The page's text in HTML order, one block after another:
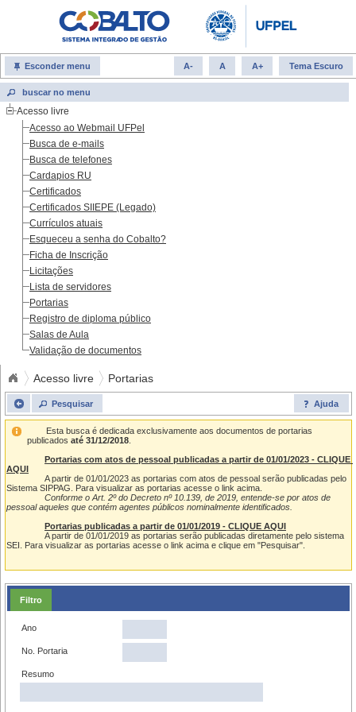
Esconder menu A- A A+ Tema Escuro
Acesso livre
Acesso ao Webmail UFPel
Busca de e-mails
Busca de telefones
Cardapios RU
Certificados
Certificados SIIEPE (Legado)
Currículos atuais
Esqueceu a senha do Cobalto?
Ficha de Inscrição
Licitações
Lista de servidores
Portarias
Registro de diploma público
Salas de Aula
Validação de documentos
Acesso livre Portarias
Pesquisar Ajuda
publicados até 31/12/2018
Portarias com atos de pessoal publicadas a partir de 01/01/2023 - CLIQUE
AQUI
Sistema SIPPAG. Para visualizar as portarias acesse o link acima.
Conforme o Art. 2º do Decreto nº 10.139, de 2019, entende-se por atos de
pessoal aqueles que contém agentes públicos nominalmente identificados.
Portarias publicadas a partir de 01/01/2019 - CLIQUE AQUI
SEI. Para visualizar as portarias acesse o link acima e clique em "Pesquisar".
Filtro
Ano
No. Portaria
Resumo